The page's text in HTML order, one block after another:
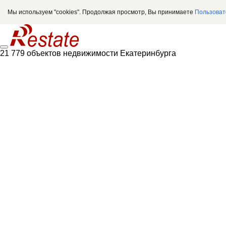
Мы используем "cookies". Продолжая просмотр, Вы принимаете
21 779 объектов недвижимости Екатеринбурга